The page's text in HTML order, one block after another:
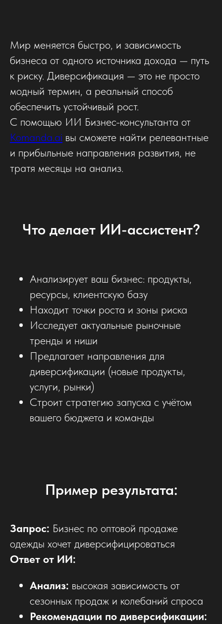
Мир меняется быстро, и зависимость
бизнеса от одного источника дохода — путь
к риску. Диверсификация — это не просто
модный термин, а реальный способ
обеспечить устойчивый рост.
С помощью ИИ Бизнес-консультанта от
Komanda.ai вы сможете найти релевантные
и прибыльные направления развития, не
тратя месяцы на анализ.
Что делает ИИ-ассистент?
Анализирует ваш бизнес: продукты,
ресурсы, клиентскую базу
Находит точки роста и зоны риска
Исследует актуальные рыночные
тренды и ниши
Предлагает направления для
диверсификации (новые продукты,
услуги, рынки)
Строит стратегию запуска с учётом
вашего бюджета и команды
Пример результата:
Запрос: Бизнес по оптовой продаже
одежды хочет диверсифицироваться
Ответ от ИИ:
Анализ: высокая зависимость от
сезонных продаж и колебаний спроса
Рекомендации по диверсификации: